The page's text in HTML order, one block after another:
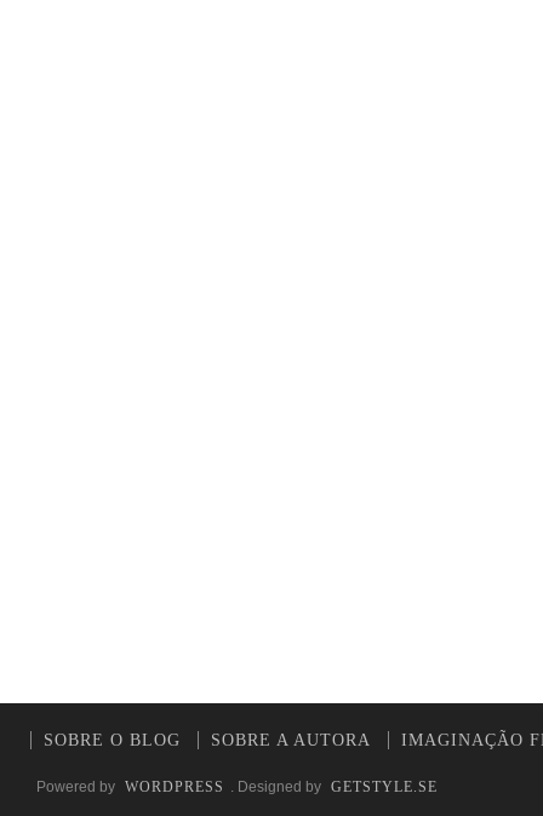
SOBRE O BLOG SOBRE A AUTORA IMAGINAÇÃO
Powered by WORDPRESS . Designed by GETSTYLE.SE